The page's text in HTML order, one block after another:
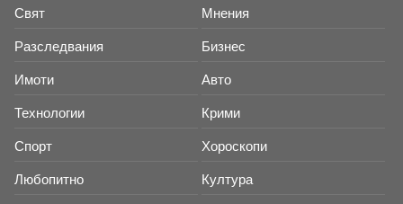
Свят Мнения
Разследвания Бизнес
Имоти Авто
Технологии Крими
Спорт Хороскопи
Любопитно Култура